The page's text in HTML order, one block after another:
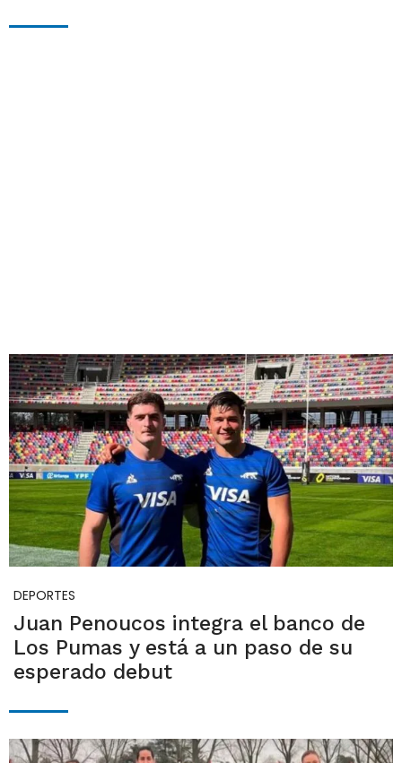
DEPORTES
Juan Penoucos integra el banco de
Los Pumas y está a un paso de su
esperado debut